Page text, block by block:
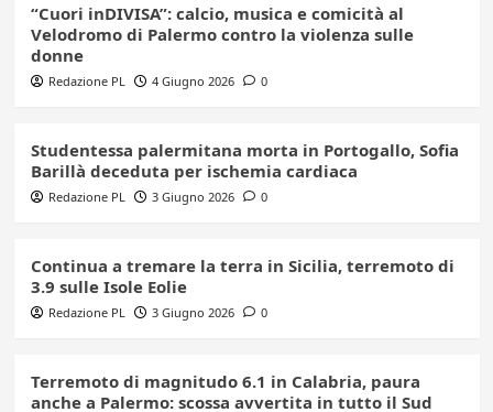
“Cuori inDIVISA”: calcio, musica e comicità al
Velodromo di Palermo contro la violenza sulle
donne
Redazione PL 4 Giugno 2026 0
Studentessa palermitana morta in Portogallo, Sofia
Barillà deceduta per ischemia cardiaca
Redazione PL 3 Giugno 2026 0
Continua a tremare la terra in Sicilia, terremoto di
3.9 sulle Isole Eolie
Redazione PL 3 Giugno 2026 0
Terremoto di magnitudo 6.1 in Calabria, paura
anche a Palermo: scossa avvertita in tutto il Sud